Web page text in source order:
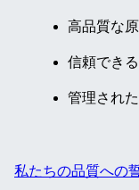
高品質な
信頼でき
管理され
私たちの品質への